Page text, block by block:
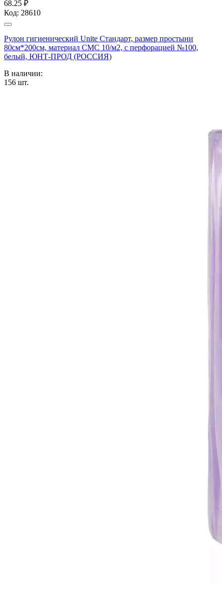
68.25 ₽
Код: 28610
Рулон гигиенический Unite Стандарт, размер простыни
80см*200см, материал СМС 10/м2, с перфорацией №100,
белый, ЮНТ-ПРОД (РОССИЯ)
В наличии:
156 шт.